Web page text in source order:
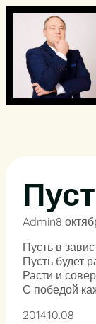
Перейти
содержимому
Admin8
Пусть в
Пусть будет
Расти и
С победой
2014.10.08